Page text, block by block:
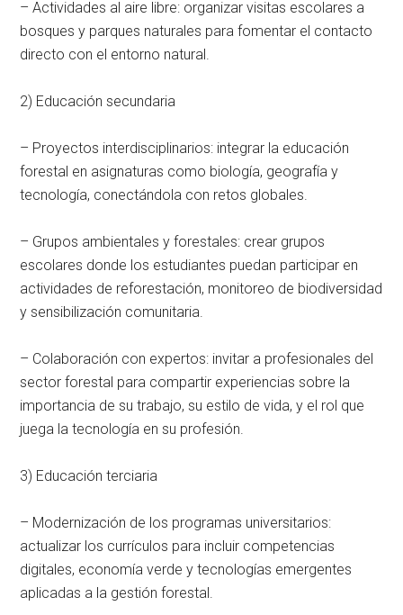
– Actividades al aire libre: organizar visitas escolares a
bosques y parques naturales para fomentar el contacto
directo con el entorno natural.
2) Educación secundaria
– Proyectos interdisciplinarios: integrar la educación
forestal en asignaturas como biología, geografía y
tecnología, conectándola con retos globales.
– Grupos ambientales y forestales: crear grupos
escolares donde los estudiantes puedan participar en
actividades de reforestación, monitoreo de biodiversidad
y sensibilización comunitaria.
– Colaboración con expertos: invitar a profesionales del
sector forestal para compartir experiencias sobre la
importancia de su trabajo, su estilo de vida, y el rol que
juega la tecnología en su profesión.
3) Educación terciaria
– Modernización de los programas universitarios:
actualizar los currículos para incluir competencias
digitales, economía verde y tecnologías emergentes
aplicadas a la gestión forestal.